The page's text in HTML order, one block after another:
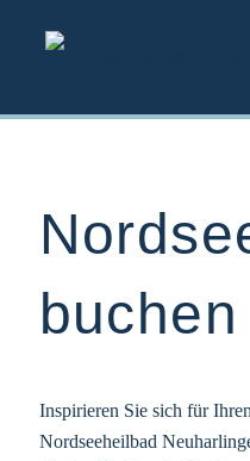
buchen
Inspirieren Sie sich für
Nordseeheilbad